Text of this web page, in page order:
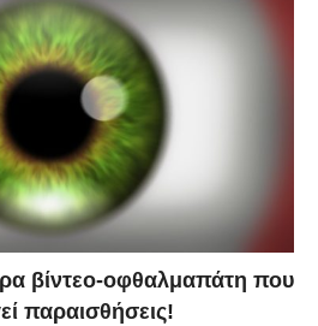
βίντεο-οφθαλμαπάτη που
παραισθήσεις!